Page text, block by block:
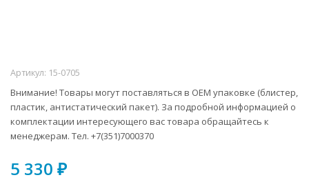
Артикул: 15-0705
Внимание! Товары могут поставляться в ОЕМ упаковке (блистер,
пластик, антистатический пакет). За подробной информацией о
комплектации интересующего вас товара обращайтесь к
менеджерам. Тел. +7(351)7000370
5 330 ₽